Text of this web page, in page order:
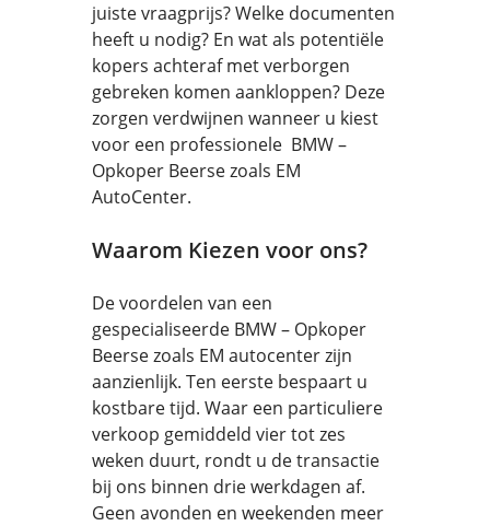
juiste vraagprijs? Welke documenten
heeft u nodig? En wat als potentiële
kopers achteraf met verborgen
gebreken komen aankloppen? Deze
zorgen verdwijnen wanneer u kiest
voor een professionele BMW –
Opkoper Beerse zoals EM
AutoCenter.
Waarom Kiezen voor ons?
De voordelen van een
gespecialiseerde BMW – Opkoper
Beerse zoals EM autocenter zijn
aanzienlijk. Ten eerste bespaart u
kostbare tijd. Waar een particuliere
verkoop gemiddeld vier tot zes
weken duurt, rondt u de transactie
bij ons binnen drie werkdagen af.
Geen avonden en weekenden meer